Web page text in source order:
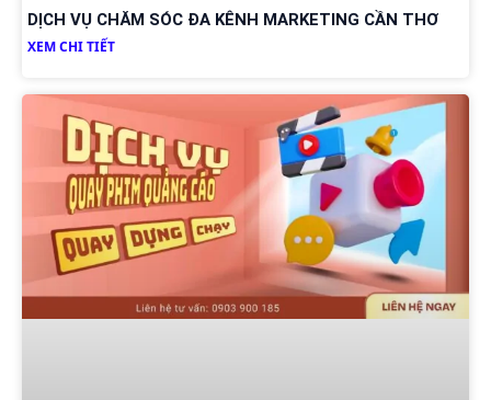
DỊCH VỤ CHĂM SÓC ĐA KÊNH MARKETING CẦN THƠ
XEM CHI TIẾT